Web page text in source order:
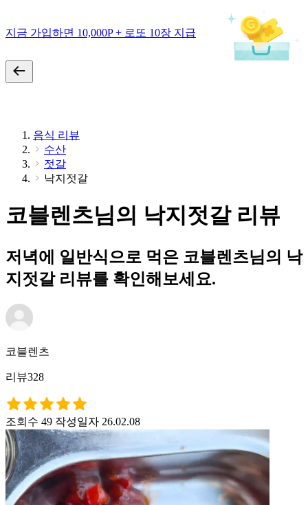
지금 가입하면 10,000P + 로또 10장 지급
음식 리뷰
수산
젓갈
낙지젓갈
코블렌츠님의 낙지젓갈 리뷰
저녁에 일반식으로 먹은 코블렌츠님의 낙
지젓갈 리뷰를 확인해보세요.
코블렌츠
리뷰328
조회수 49 작성일자 26.02.08